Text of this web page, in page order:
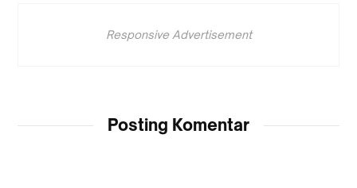
Responsive Advertisement
Posting Komentar